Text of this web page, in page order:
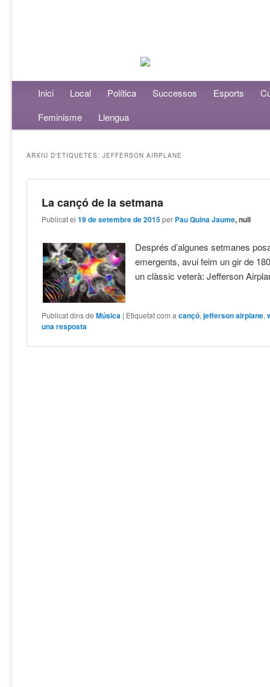
Menú principalAneu al contingut principal
Aneu al contingut secundari
Inici Local Política Successos Esports
Feminisme
Llengua
ARXIU D'ETIQUETES:JEFFERSON AIRPLANE
La cançó de la setmana
Publicat el19 de setembre de 2015 per Pau Quina Jaume, null
Després d’algunes setmanes
emergents, avui feim un gir de
un clàssic veterà: Jefferson
Publicat dins de Música | Etiquetat com a cançó,jefferson airplane,
una resposta